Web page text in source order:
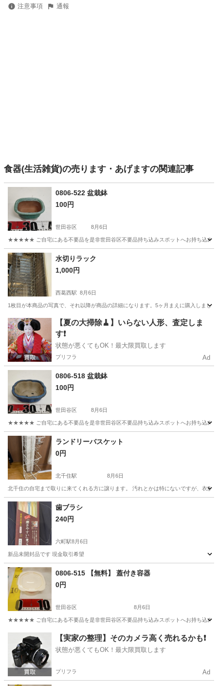
注意事項 通報
食器(生活雑貨)の売ります・あげますの関連記事
0806-522 盆栽鉢
100円
世田谷区 8月6日
★★★★★ ご自宅にある不要品を是非世田谷区不要品持ち込みスポットへお持ち込みし
東京 世田谷区 その他
水切りラック
1,000円
西葛西駅 8月6日
1枚目が本商品の写真で、それ以降が商品の詳細になります。5ヶ月まえに購入しまし
東京 江戸川区 西葛西駅 家庭用品
【夏の大掃除🧹】いらない人形、査定しま
す❗️
状態が悪くてもOK！最大限買取します
プリフラ Ad
0806-518 盆栽鉢
100円
世田谷区 8月6日
★★★★★ ご自宅にある不要品を是非世田谷区不要品持ち込みスポットへお持ち込みし
東京 世田谷区 その他 スポット
ランドリーバスケット
0円
北千住駅 8月6日
北千住の自宅まで取りに来てくれる方に譲ります。 汚れとかは特にないですが、衣服
東京 足立区 北千住駅
歯ブラシ
240円
六町駅8月6日
新品未開封品です 現金取引希望
東京 足立区 その他
0806-515 【無料】 蓋付き容器
0円
世田谷区 8月6日
★★★★★ ご自宅にある不要品を是非世田谷区不要品持ち込みスポットへお持ち込みし
家庭用品 容器
【実家の整理】そのカメラ高く売れるかも❗️
状態が悪くてもOK！最大限買取します
プリフラ Ad